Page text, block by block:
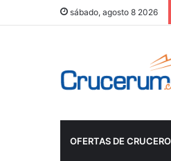
sábado, agosto 8 2026
OFERTAS DE